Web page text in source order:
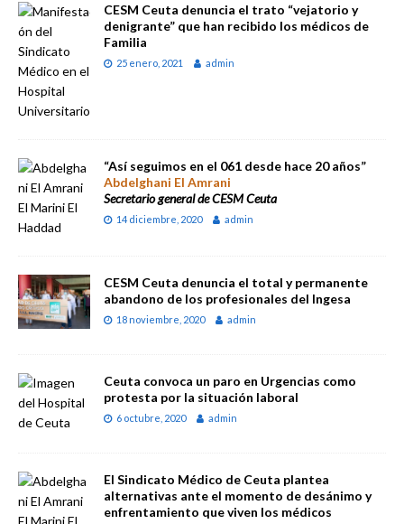
CESM Ceuta denuncia el trato “vejatorio y
denigrante” que han recibido los médicos de
Familia
25 enero, 2021 admin
“Así seguimos en el 061 desde hace 20 años”
Abdelghani El Amrani
Secretario general de CESM Ceuta
14 diciembre, 2020 admin
CESM Ceuta denuncia el total y permanente
abandono de los profesionales del Ingesa
18 noviembre, 2020 admin
Ceuta convoca un paro en Urgencias como
protesta por la situación laboral
6 octubre, 2020 admin
El Sindicato Médico de Ceuta plantea
alternativas ante el momento de desánimo y
enfrentamiento que viven los médicos